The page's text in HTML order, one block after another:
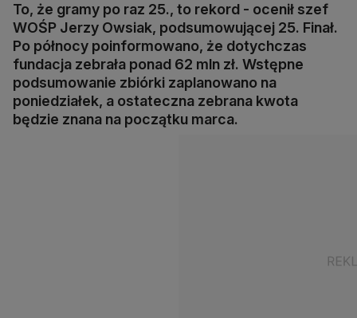
To, że gramy po raz 25., to rekord - ocenił szef
WOŚP Jerzy Owsiak, podsumowującej 25. Finał.
Po północy poinformowano, że dotychczas
fundacja zebrała ponad 62 mln zł. Wstępne
podsumowanie zbiórki zaplanowano na
poniedziałek, a ostateczna zebrana kwota
będzie znana na początku marca.